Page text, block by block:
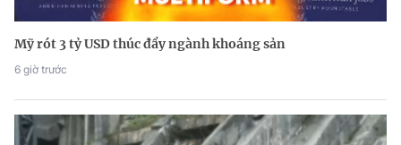
Mỹ rót 3 tỷ USD thúc đẩy ngành khoáng sản
6 giờ trước